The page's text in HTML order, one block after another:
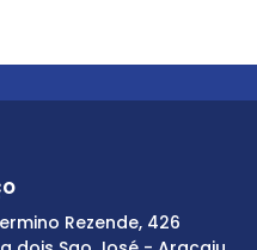
Rezende, 426